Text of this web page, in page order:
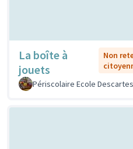
La boîte à
jouets
Non
Périscolaire Ecole Descartes